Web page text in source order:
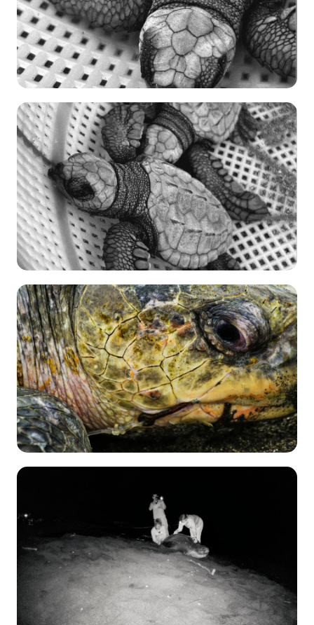
12 deEnero
Amelia Gaona
Conservación → Monitoreo
568
12 deEnero
Amelia Gaona
Conservación → Monitoreo
2227
06 deAgosto2021
Andrés Jiménez Solera
Conservación → Campañas de
concientización
07 de Enero 2021
Eliécer Núñez Durán
Conservación
→ Monitoreo